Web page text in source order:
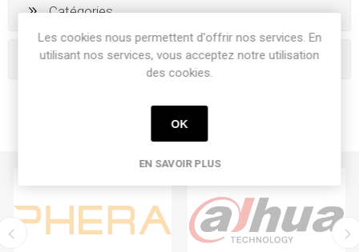
Catégories
Tags fréquents
Les cookies nous permettent d'offrir nos services. En
utilisant nos services, vous acceptez notre utilisation
des cookies.
OK
EN SAVOIR PLUS